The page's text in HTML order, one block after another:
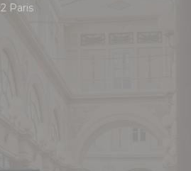
Paris((opent in een nieuw venster))